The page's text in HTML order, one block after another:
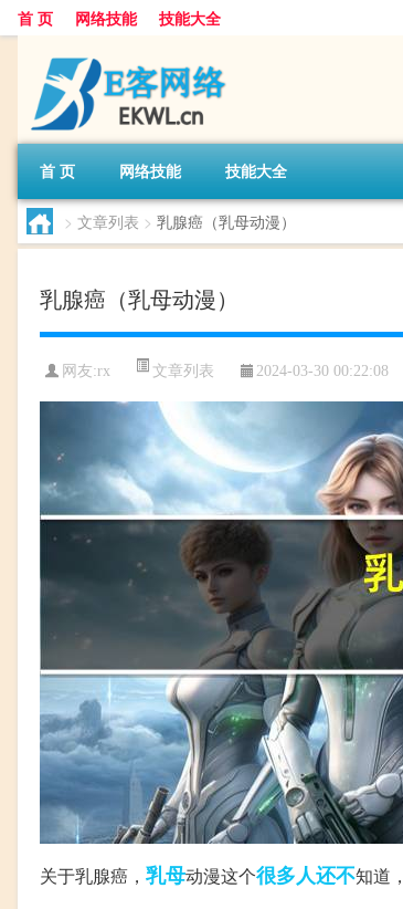
首 页 网络技能 技能大全
首 页 网络技能 技能大全
> 文章列表 > 乳腺癌（乳母动漫）
乳腺癌（乳母动漫）
网友:rx 文章列表 2024-03-30 00:22:08
关于乳腺癌， 乳母动漫这个很多人还不知道